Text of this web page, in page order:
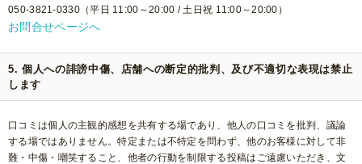
050-3821-0330（平日 11:00～20:00 / 土日祝 11:00～20:00）
お問合せページへ
5. 個人への誹謗中傷、店舗への断定的批判、及び不適切な表現は禁止
します
口コミは個人の主観的感想を共有する場であり、他人の口コミを批判、議論
する場ではありません。特定または不特定を問わず、他のお客様に対して非
難・中傷・嘲笑すること、他者の行動を制限する投稿はご遠慮いただき、文